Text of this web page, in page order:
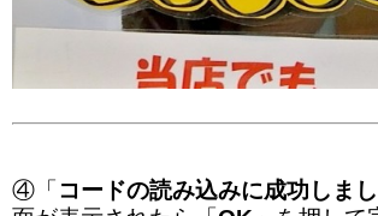
④「 コードの読み込みに成功しま